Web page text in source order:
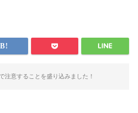
注意することを盛り込みました！